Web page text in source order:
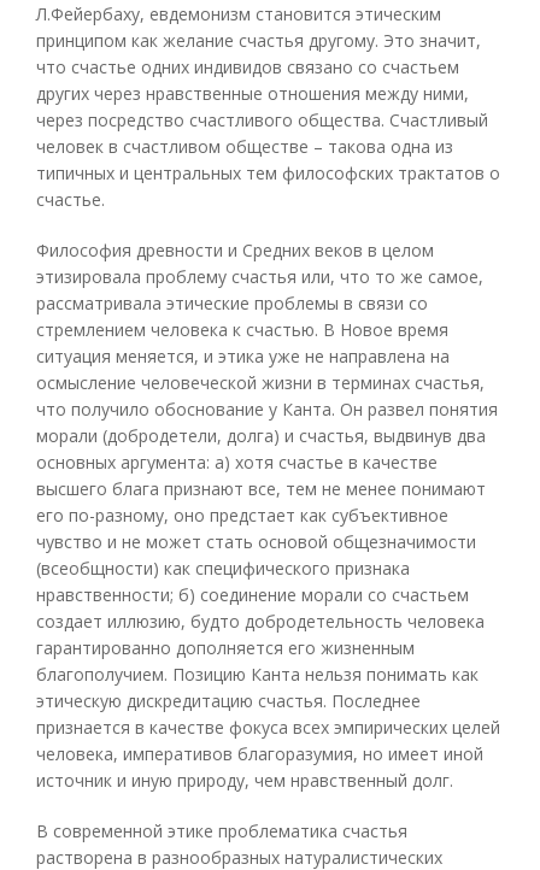
Л.Фейербаху, евдемонизм становится этическим
принципом как желание счастья другому. Это значит,
что счастье одних индивидов связано со счастьем
других через нравственные отношения между ними,
через посредство счастливого общества. Счастливый
человек в счастливом обществе – такова одна из
типичных и центральных тем философских трактатов о
счастье.
Философия древности и Средних веков в целом
этизировала проблему счастья или, что то же самое,
рассматривала этические проблемы в связи со
стремлением человека к счастью. В Новое время
ситуация меняется, и этика уже не направлена на
осмысление человеческой жизни в терминах счастья,
что получило обоснование у Канта. Он развел понятия
морали (добродетели, долга) и счастья, выдвинув два
основных аргумента: а) хотя счастье в качестве
высшего блага признают все, тем не менее понимают
его по-разному, оно предстает как субъективное
чувство и не может стать основой общезначимости
(всеобщности) как специфического признака
нравственности; б) соединение морали со счастьем
создает иллюзию, будто добродетельность человека
гарантированно дополняется его жизненным
благополучием. Позицию Канта нельзя понимать как
этическую дискредитацию счастья. Последнее
признается в качестве фокуса всех эмпирических целей
человека, императивов благоразумия, но имеет иной
источник и иную природу, чем нравственный долг.
В современной этике проблематика счастья
растворена в разнообразных натуралистических